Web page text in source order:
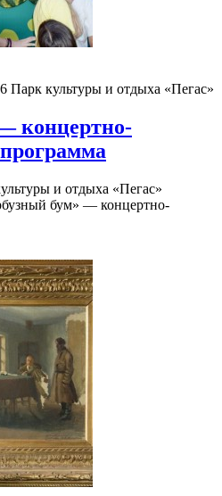
Парк культуры и отдыха «Пегас»
концертно-
и отдыха «Пегас»
бум» — концертно-